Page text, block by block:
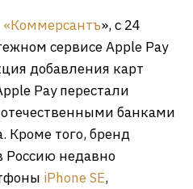
«Коммерсантъ», с 24
сервисе Apple Pay
добавления карт
Pay перестали
банками
Кроме того, бренд
Россию недавно
iPhone SE,